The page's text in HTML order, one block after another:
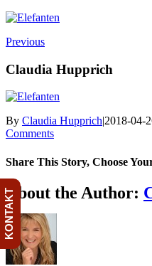
Previous
Claudia Hupprich
By Claudia Hupprich|2018-04-
Comments
Share This Story, Choose
About the Author:
KONTAKT